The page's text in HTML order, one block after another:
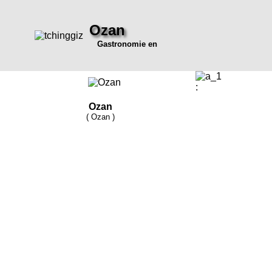
Ozan
Gastronomie en
Ozan
( Ozan )
: